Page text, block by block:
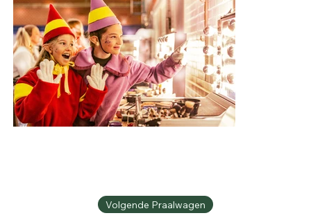
Volgende Praalwagen